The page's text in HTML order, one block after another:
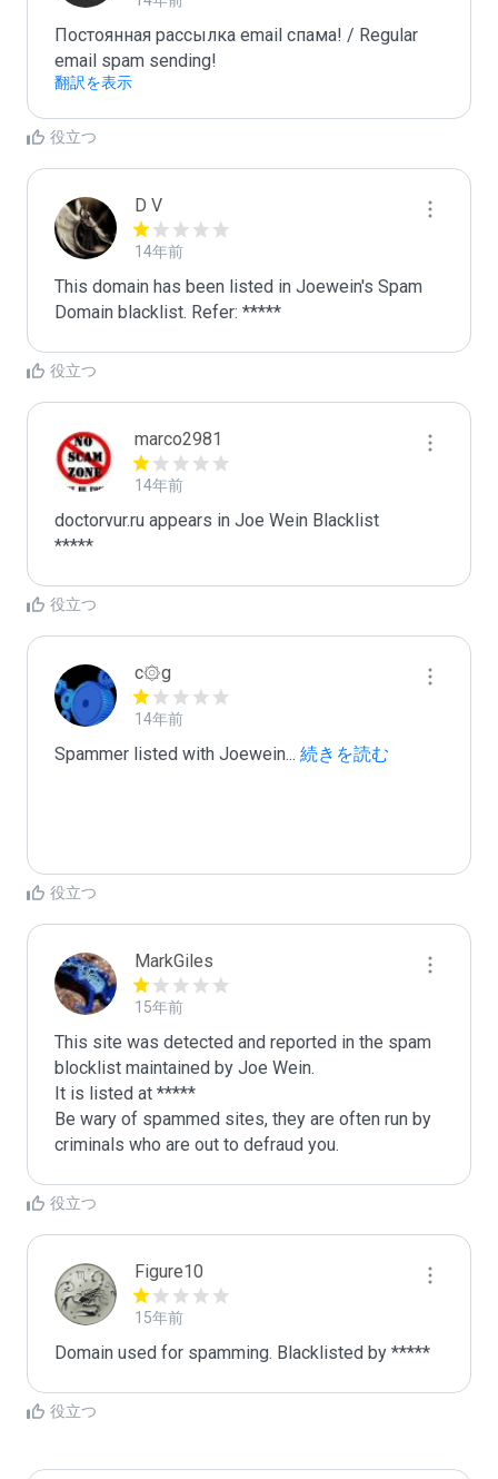
Постоянная рассылка email спама! / Regular
email spam sending!
翻訳を表示
役立つ
D V
14年前
This domain has been listed in Joewein's Spam
Domain blacklist. Refer: *****
役立つ
marco2981
14年前
doctorvur.ru appears in Joe Wein Blacklist
*****
役立つ
c۞g
14年前
Spammer listed with Joewein... 続きを読む
役立つ
MarkGiles
15年前
This site was detected and reported in the spam
blocklist maintained by Joe Wein.
It is listed at *****
Be wary of spammed sites, they are often run by
criminals who are out to defraud you.
役立つ
Figure10
15年前
Domain used for spamming. Blacklisted by *****
役立つ